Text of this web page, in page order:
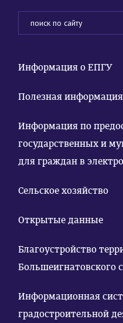
Информация о ЕПГУ
Полезная информация
Информация по
государственных и
для граждан в
Сельское хозяйство
Открытые данные
Благоустройство
Большеигнатовского
Информационная
градостроительной